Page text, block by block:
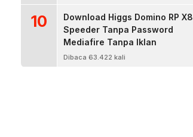
10
Download Higgs Domino RP X8
Speeder Tanpa Password
Mediafire Tanpa Iklan
Dibaca 63.422 kali